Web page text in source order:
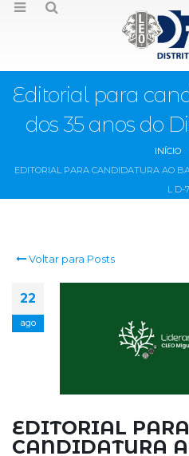
Editorial para
dos 35 anos do
INÍCIO
EDITORIAL PARA CANDIDATURA AO
L D-7
Voltar para Posts
22
ago
EDITORIAL PARA
CANDIDATURA